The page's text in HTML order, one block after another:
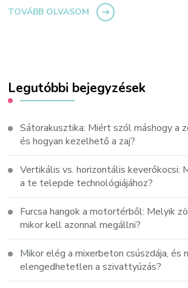
TOVÁBB OLVASOM
Legutóbbi bejegyzések
Sátorakusztika: Miért szól máshogy a
és hogyan kezelhető a zaj?
Vertikális vs. horizontális keverőkocsi:
a te telepde technológiájához?
Furcsa hangok a motortérből: Melyik
mikor kell azonnal megállni?
Mikor elég a mixerbeton csúszdája, és
elengedhetetlen a szivattyúzás?